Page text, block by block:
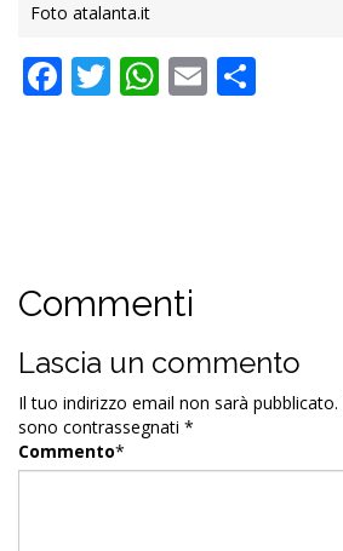
Foto atalanta.it
Facebook
Twitter
WhatsApp
Email
Commenti
Lascia un commento
Il tuo indirizzo email non sarà pubblicato.
sono contrassegnati *
Commento*